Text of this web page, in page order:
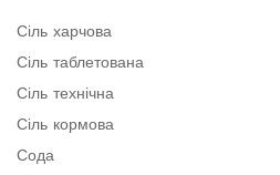
Сіль харчова
Сіль таблетована
Сіль технічна
Сіль кормова
Сода